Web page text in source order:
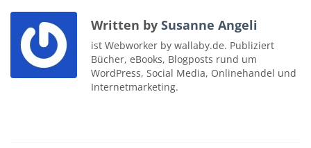
Written by Susanne Angeli
ist Webworker by wallaby.de. Publiziert
Bücher, eBooks, Blogposts rund um
WordPress, Social Media, Onlinehandel und
Internetmarketing.